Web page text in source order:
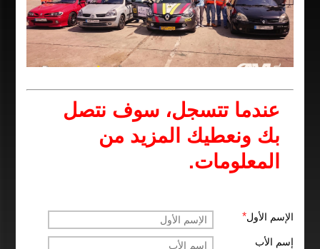
عندما تتسجل، سوف نتصل
بك ونعطيك المزيد من
المعلومات.
الإسم الأول*
إسم الأب